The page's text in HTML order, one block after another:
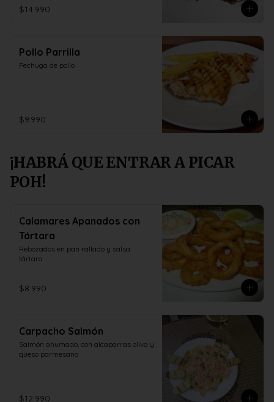
$14.990
Pollo Parrilla
Pechuga de pollo
$9.990
¡HABRÁ QUE ENTRAR A PICAR
POH!
Calamares Apanados con
Tártara
Rebozados en pan rallado y salsa
tártara
$8.990
Carpacho Salmón
Salmón ahumado, con alcaparras oliva y
queso parmesano
$12.990